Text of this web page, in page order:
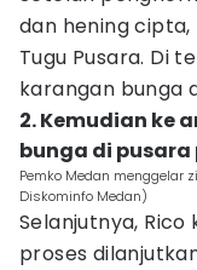
dan hening cipta,
Tugu Pusara. Di
karangan bunga
2. Kemudian ke
bunga di
Pemko Medan menggelar
Diskominfo Medan)
Selanjutnya,
proses